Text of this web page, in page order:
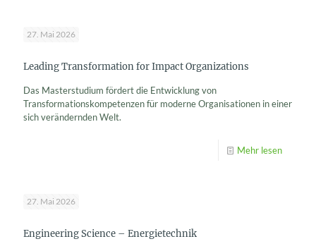
27. Mai 2026
Leading Transformation for Impact Organizations
Das Masterstudium fördert die Entwicklung von
Transformationskompetenzen für moderne Organisationen in einer
sich verändernden Welt.
Mehr lesen
27. Mai 2026
Engineering Science – Energietechnik